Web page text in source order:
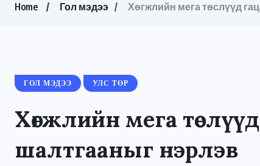
Home Гол мэдээ Хөгжлийн мега төслүүд
ГОЛ МЭДЭЭ УЛС ТӨР
Хөгжлийн мега
шалтгааныг нэрлэв